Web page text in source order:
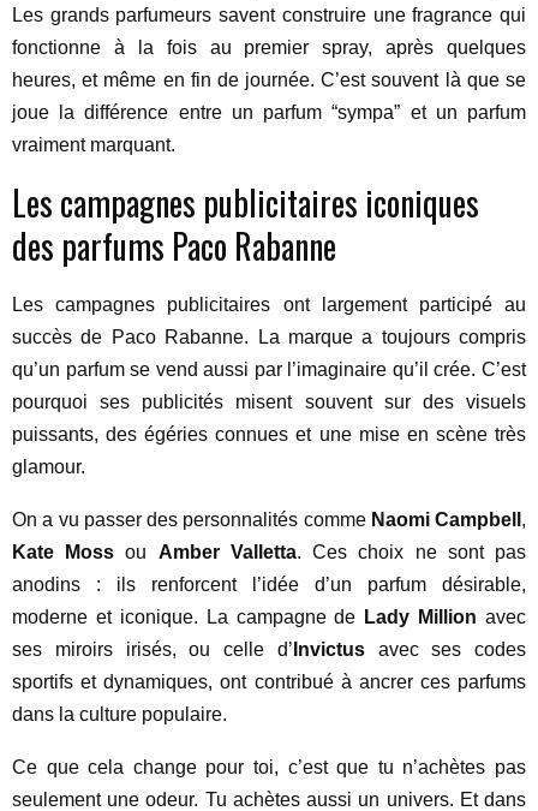
Les grands parfumeurs savent construire une fragrance qui
fonctionne à la fois au premier spray, après quelques
heures, et même en fin de journée. C’est souvent là que se
joue la différence entre un parfum “sympa” et un parfum
vraiment marquant.
Les campagnes publicitaires iconiques
des parfums Paco Rabanne
Les campagnes publicitaires ont largement participé au
succès de Paco Rabanne. La marque a toujours compris
qu’un parfum se vend aussi par l’imaginaire qu’il crée. C’est
pourquoi ses publicités misent souvent sur des visuels
puissants, des égéries connues et une mise en scène très
glamour.
On a vu passer des personnalités comme Naomi Campbell ,
Kate Moss ou Amber Valletta. Ces choix ne sont pas
anodins : ils renforcent l’idée d’un parfum désirable,
moderne et iconique. La campagne de Lady Million avec
ses miroirs irisés, ou celle d’ Invictusavec ses codes
sportifs et dynamiques, ont contribué à ancrer ces parfums
dans la culture populaire.
Ce que cela change pour toi, c’est que tu n’achètes pas
seulement une odeur. Tu achètes aussi un univers. Et dans